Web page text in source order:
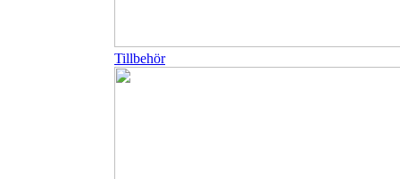
Tillbehör